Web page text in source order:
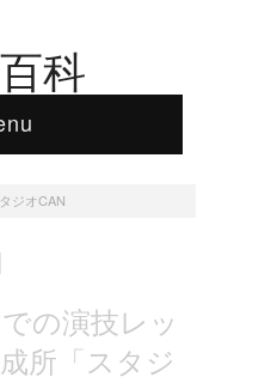
科
ジオCAN
の演技レッ
所「スタジ